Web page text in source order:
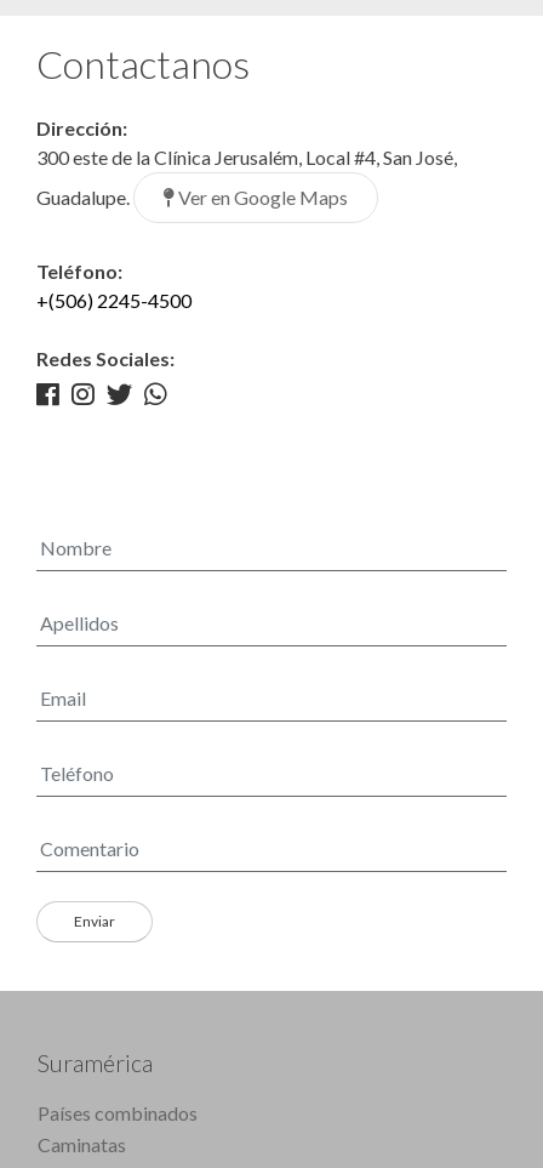
Contactanos
Dirección:
300 este de la Clínica Jerusalém, Local #4, San José,
Guadalupe.
Ver en Google Maps
Teléfono:
+(506) 2245-4500
Redes Sociales:
Suramérica
Países combinados
Caminatas